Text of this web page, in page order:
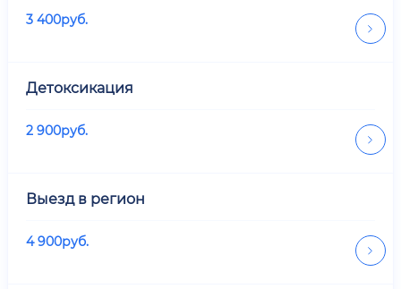
3 400руб.
Детоксикация
2 900руб.
Выезд в регион
4 900руб.